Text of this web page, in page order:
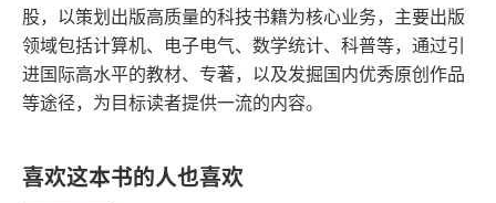
1.4.4 数据转换
1.4.5 数据归约
1.5.1 查找相似项目
股，以策划出版高质量的科技书籍为核心业务，主要出版
领域包括计算机、电子电气、数学统计、科普等，通过引
进国际高水平的教材、专著，以及发掘国内优秀原创作品
等途径，为目标读者提供一流的内容。
喜欢这本书的人也喜欢